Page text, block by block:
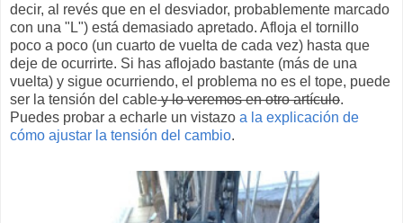
decir, al revés que en el desviador, probablemente marcado
con una "L") está demasiado apretado. Afloja el tornillo
poco a poco (un cuarto de vuelta de cada vez) hasta que
deje de ocurrirte. Si has aflojado bastante (más de una
vuelta) y sigue ocurriendo, el problema no es el tope, puede
ser la tensión del cabley lo veremos en otro artículo.
Puedes probar a echarle un vistazo a la explicación de
cómo ajustar la tensión del cambio.